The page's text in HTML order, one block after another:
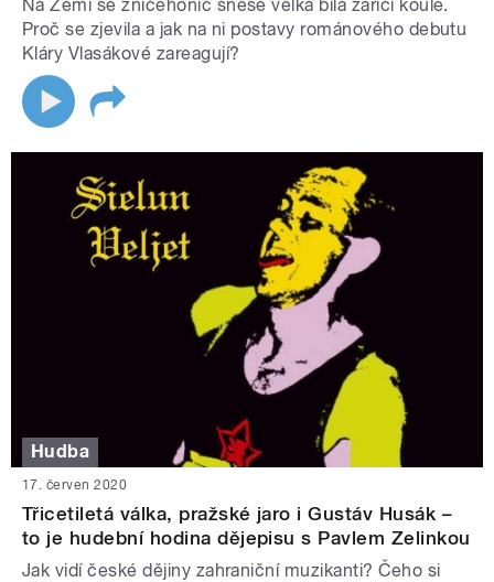
Na Zemi se zničehonic snese velká bílá zářící koule.
Proč se zjevila a jak na ni postavy románového debutu
Kláry Vlasákové zareagují?
Hudba
17. červen 2020
Třicetiletá válka, pražské jaro i Gustáv Husák –
to je hudební hodina dějepisu s Pavlem Zelinkou
Jak vidí české dějiny zahraniční muzikanti? Čeho si